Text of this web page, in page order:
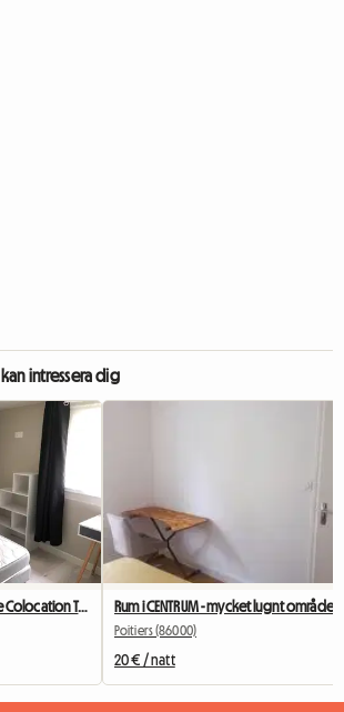
intressera dig
Chambre Dans Grande Colocation Très Bien Située Rum i CENTRUM - mycket lugnt område
Poitiers (86000)
20 € / natt